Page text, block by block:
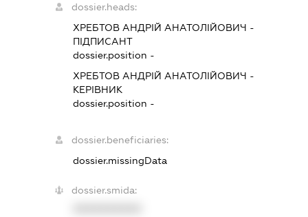
dossier.heads:
ХРЕБТОВ АНДРІЙ АНАТОЛІЙОВИЧ -
ПІДПИСАНТ
dossier.position -
ХРЕБТОВ АНДРІЙ АНАТОЛІЙОВИЧ -
КЕРІВНИК
dossier.position -
dossier.beneficiaries:
dossier.missingData
dossier.smida: